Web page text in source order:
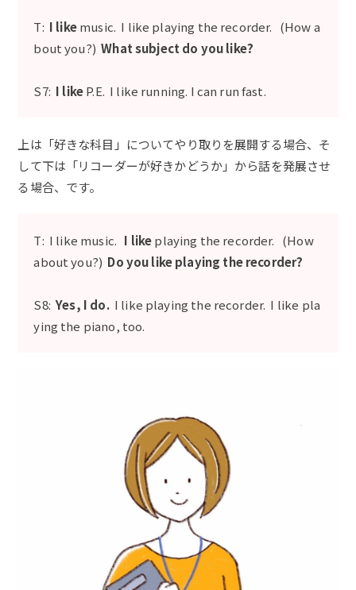
T: I likemusic. I like playing the recorder. (How a
bout you?) What subject do you like?
S7: I likeP.E. I like running. I can run fast.
上は「好きな科目」についてやり取りを展開する場合、そ
して下は「リコーダーが好きかどうか」から話を発展させ
る場合、です。
T: I like music. I likeplaying the recorder. (How
about you?) Do you like playing the recorder?
S8:Yes, I do.I like playing the recorder. I like pla
ying the piano, too.